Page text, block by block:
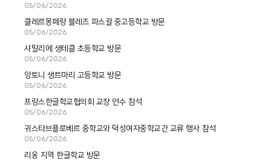
05/06/2026
클레르몽페랑 블레즈 파스칼 중고등학교 방문
05/06/2026
샤말리에 생테클 초등학교 방문
05/06/2026
앙토니 생트마리 고등학교 방문
05/06/2026
프랑스한글학교협의회 교장 연수 참석
05/06/2026
귀스타브플로베르 중학교와 덕성여자중학교간 교류 행사 참석
05/06/2026
리옹 지역 한글학교 방문